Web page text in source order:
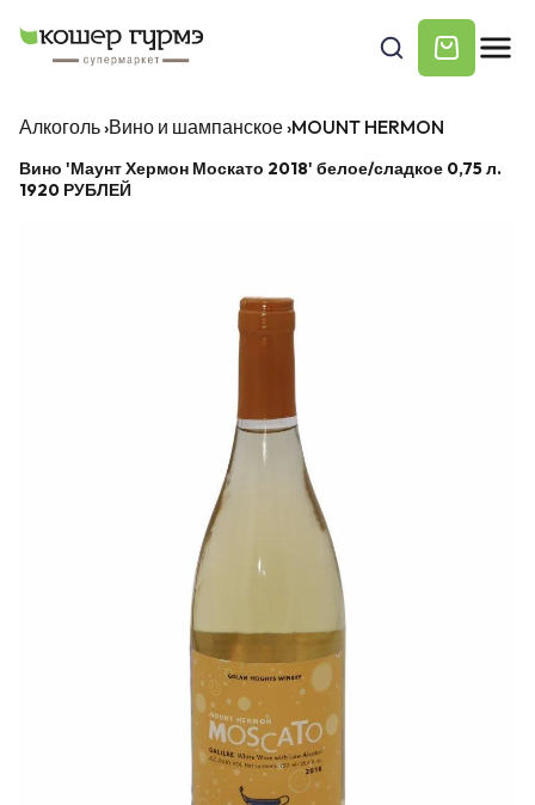
Алкоголь›Вино и шампанское›MOUNT HERMON
Вино 'Маунт Хермон Москато 2018' белое/сладкое 0,75 л.
1920 РУБЛЕЙ